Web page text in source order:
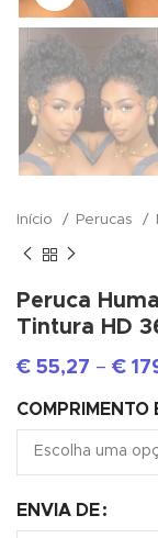
Início Perucas
Peruca
Tintura HD
€ 55,27 – €
COMPRIMENTO
ENVIA DE